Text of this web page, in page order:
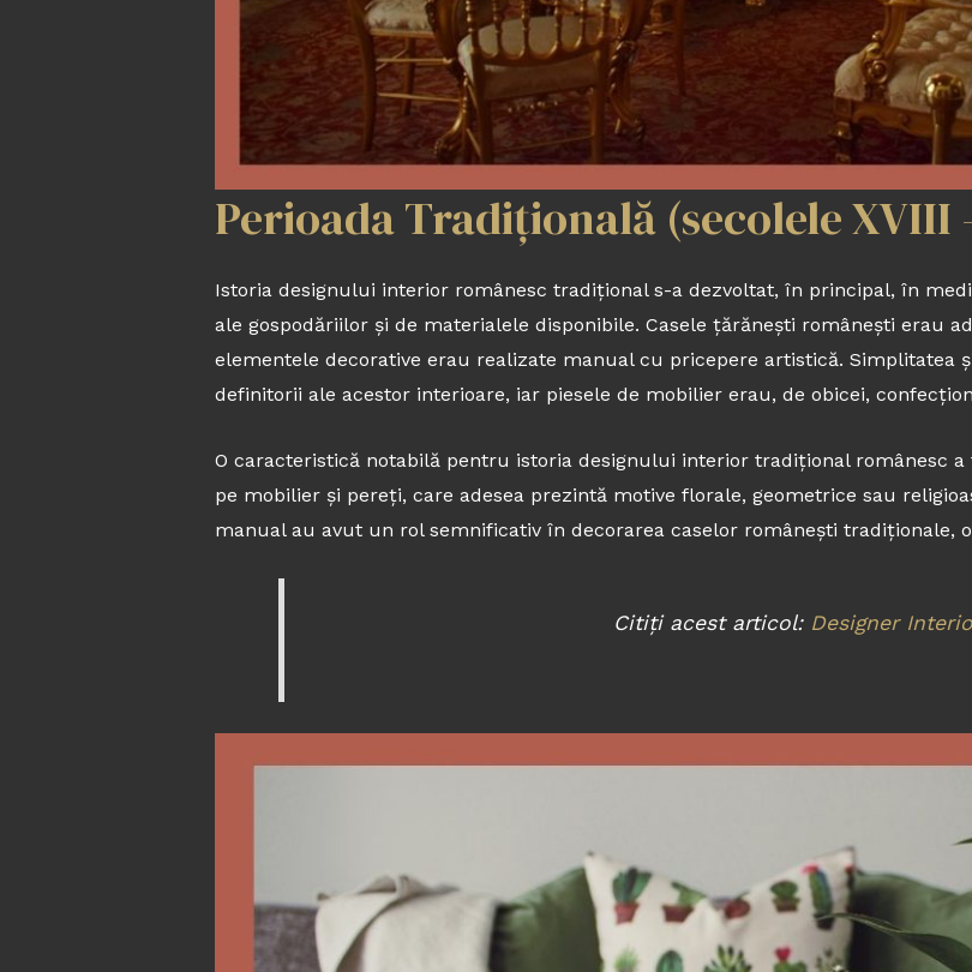
Perioada Tradițională (secolele XVIII
Istoria designului interior românesc tradițional s-a dezvoltat, în principal, în
ale gospodăriilor și de materialele disponibile. Casele țărănești românești erau
elementele decorative erau realizate manual cu pricepere artistică. Simplitatea
definitorii ale acestor interioare, iar piesele de mobilier erau, de obicei,
O caracteristică notabilă pentru istoria designului interior tradițional românesc
pe mobilier și pereți, care adesea prezintă motive florale, geometrice sau
manual au avut un rol semnificativ în decorarea caselor românești tradiționale,
Citiți acest articol: Designer